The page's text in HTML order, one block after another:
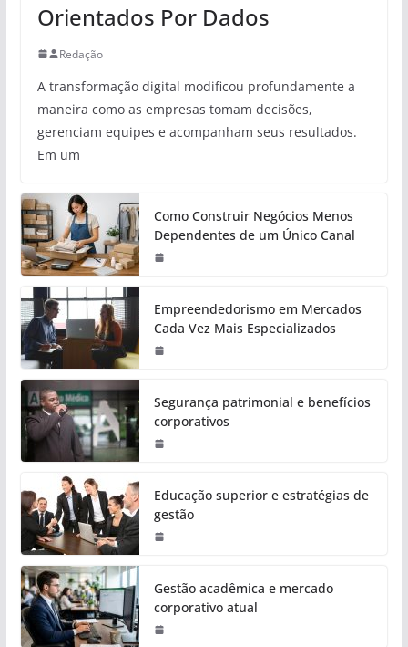
Orientados Por Dados
Redação
A transformação digital modificou profundamente a
maneira como as empresas tomam decisões,
gerenciam equipes e acompanham seus resultados.
Em um
Como Construir Negócios Menos
Dependentes de um Único Canal
Empreendedorismo em Mercados
Cada Vez Mais Especializados
Segurança patrimonial e benefícios
corporativos
Educação superior e estratégias de
gestão
Gestão acadêmica e mercado
corporativo atual